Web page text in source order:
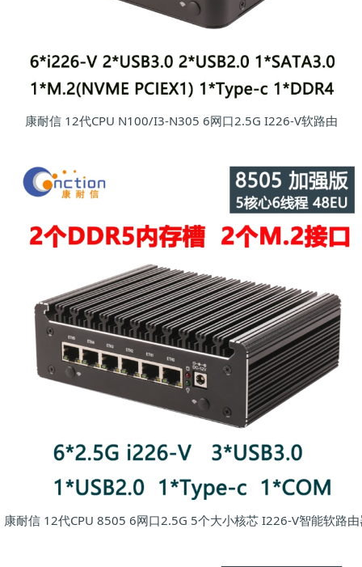
康耐信 12代CPU N100/I3-N305 6网口2.5G I226-V软路由
康耐信 12代CPU 8505 6网口2.5G 5个大小核芯 I226-V智能软路